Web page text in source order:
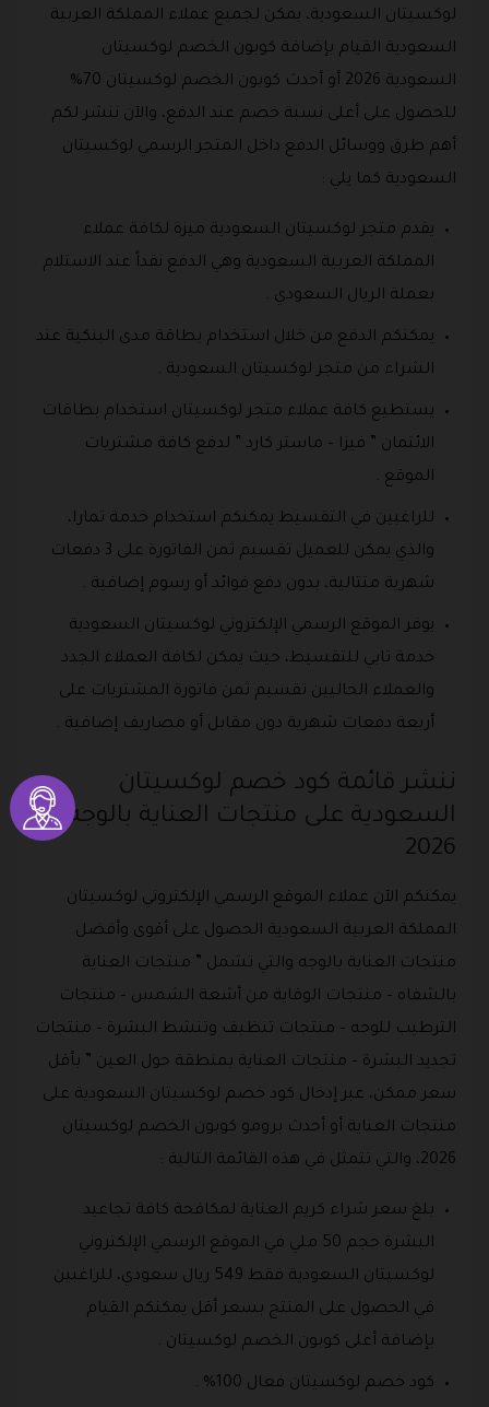
لوكسيتان السعودية، يمكن لجميع عملاء المملكة العربية
السعودية القيام بإضافة كوبون الخصم لوكسيتان
السعودية 2026 أو أحدث كوبون الخصم لوكسيتان 70%
للحصول على أعلى نسبة خصم عند الدفع، والآن ننشر لكم
أهم طرق ووسائل الدفع داخل المتجر الرسمي لوكسيتان
السعودية كما يلي :
يقدم متجر لوكسيتان السعودية ميزة لكافة عملاء
المملكة العربية السعودية وهي الدفع نقداً عند الاستلام
بعملة الريال السعودي .
يمكنكم الدفع من خلال استخدام بطاقة مدى البنكية عند
الشراء من متجر لوكسيتان السعودية .
يستطيع كافة عملاء متجر لوكسيتان استخدام بطاقات
الائتمان ” فيزا – ماستر كارد ” لدفع كافة مشتريات
الموقع .
للراغبين في التقسيط يمكنكم استخدام خدمة تمارا،
والذي يمكن للعميل تقسيم ثمن الفاتورة على 3 دفعات
شهرية متتالية، بدون دفع فوائد أو رسوم إضافية .
يوفر الموقع الرسمي الإلكتروني لوكسيتان السعودية
خدمة تابي للتقسيط، حيث يمكن لكافة العملاء الجدد
والعملاء الحاليين تقسيم ثمن فاتورة المشتريات على
أربعة دفعات شهرية دون مقابل أو مصاريف إضافية .
ننشر قائمة كود خصم لوكسيتان
السعودية على منتجات العناية بالوجه
2026
يمكنكم الآن عملاء الموقع الرسمي الإلكتروني لوكسيتان
المملكة العربية السعودية الحصول على أقوى وأفضل
منتجات العناية بالوجه والتي تشمل ” منتجات العناية
بالشفاه – منتجات الوقاية من أشعة الشمس – منتجات
الترطيب للوجه – منتجات تنظيف وتنشط البشرة – منتجات
تجديد البشرة – منتجات العناية بمنطقة حول العين ” بأقل
سعر ممكن، عبر إدخال كود خصم لوكسيتان السعودية على
منتجات العناية أو أحدث برومو كوبون الخصم لوكسيتان
2026، والتي تتمثل في هذه القائمة التالية :
بلغ سعر شراء كريم العناية لمكافحة كافة تجاعيد
البشرة حجم 50 ملي في الموقع الرسمي الإلكتروني
لوكسيتان السعودية فقط 549 ريال سعودي، للراغبين
في الحصول على المنتج بسعر أقل يمكنكم القيام
بإضافة أعلى كوبون الخصم لوكسيتان .
كود خصم لوكسيتان فعال 100% .